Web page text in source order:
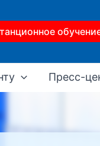
Пресс-